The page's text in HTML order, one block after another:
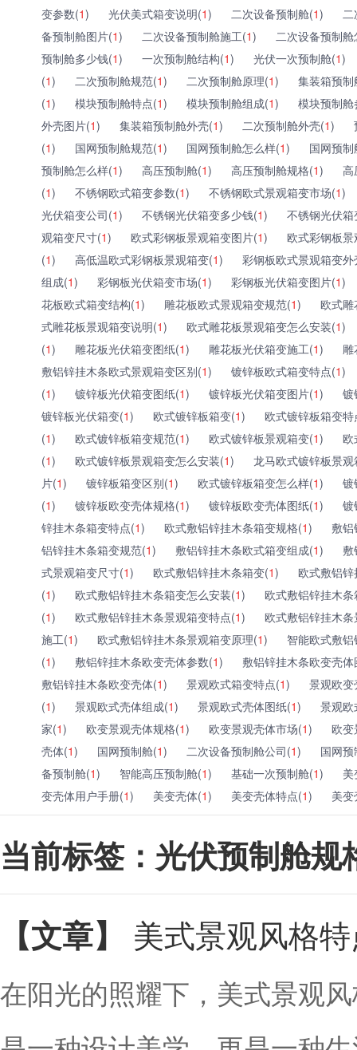
变参数(1) 光伏美式箱变说明(1) 二次设备预制舱(1)
备预制舱图片(1) 二次设备预制舱施工(1)
二次设备预制
预制舱多少钱(1) 一次预制舱结构(1) 光伏一次预制舱(1)
(1) 二次预制舱规范(1) 二次预制舱原理(1)
集装箱预
(1) 模块预制舱特点(1) 模块预制舱组成(1)
模块预制
外壳图片(1) 集装箱预制舱外壳(1) 二次预制舱外壳(1)
(1) 国网预制舱规范(1) 国网预制舱怎么样(1)
国网预
预制舱怎么样(1) 高压预制舱(1) 高压预制舱规格(1)
高
(1) 不锈钢欧式箱变参数(1) 不锈钢欧式景观箱变市场(1)
光伏箱变公司(1) 不锈钢光伏箱变多少钱(1)
不锈钢光伏
观箱变尺寸(1) 欧式彩钢板景观箱变图片(1)
欧式彩钢板
(1) 高低温欧式彩钢板景观箱变(1)
彩钢板欧式景观箱变外
组成(1) 彩钢板光伏箱变市场(1) 彩钢板光伏箱变图片(1)
花板欧式箱变结构(1) 雕花板欧式景观箱变规范(1)
欧式
式雕花板景观箱变说明(1) 欧式雕花板景观箱变怎么安装(1)
(1) 雕花板光伏箱变图纸(1) 雕花板光伏箱变施工(1)
敷铝锌挂木条欧式景观箱变区别(1) 镀锌板欧式箱变特点(1)
(1) 镀锌板光伏箱变图纸(1) 镀锌板光伏箱变图片(1)
镀
镀锌板光伏箱变(1) 欧式镀锌板箱变(1)
欧式镀锌板箱变特
(1) 欧式镀锌板箱变规范(1) 欧式镀锌板景观箱变(1)
欧
(1) 欧式镀锌板景观箱变怎么安装(1)
龙马欧式镀锌板景
片(1) 镀锌板箱变区别(1) 欧式镀锌板箱变怎么样(1)
镀
(1) 镀锌板欧变壳体规格(1) 镀锌板欧变壳体图纸(1)
镀
锌挂木条箱变特点(1) 欧式敷铝锌挂木条箱变规格(1)
敷
铝锌挂木条箱变规范(1) 敷铝锌挂木条欧式箱变组成(1)
式景观箱变尺寸(1) 欧式敷铝锌挂木条箱变(1)
欧式敷铝
(1) 欧式敷铝锌挂木条箱变怎么安装(1)
欧式敷铝锌挂木
(1) 欧式敷铝锌挂木条景观箱变特点(1)
欧式敷铝锌挂木
施工(1) 欧式敷铝锌挂木条景观箱变原理(1)
智能欧式敷
(1) 敷铝锌挂木条欧变壳体参数(1)
敷铝锌挂木条欧变壳
敷铝锌挂木条欧变壳体(1) 景观欧式箱变特点(1)
景观欧
(1) 景观欧式壳体组成(1) 景观欧式壳体图纸(1)
景观
家(1) 欧变景观壳体规格(1) 欧变景观壳体市场(1)
欧变
壳体(1) 国网预制舱(1) 二次设备预制舱公司(1)
国网
备预制舱(1) 智能高压预制舱(1) 基础一次预制舱(1)
变壳体用户手册(1) 美变壳体(1) 美变壳体特点(1) 美
当前标签：光伏预制舱规
【文章】
美式景观风格
在阳光的照耀下，美式景观